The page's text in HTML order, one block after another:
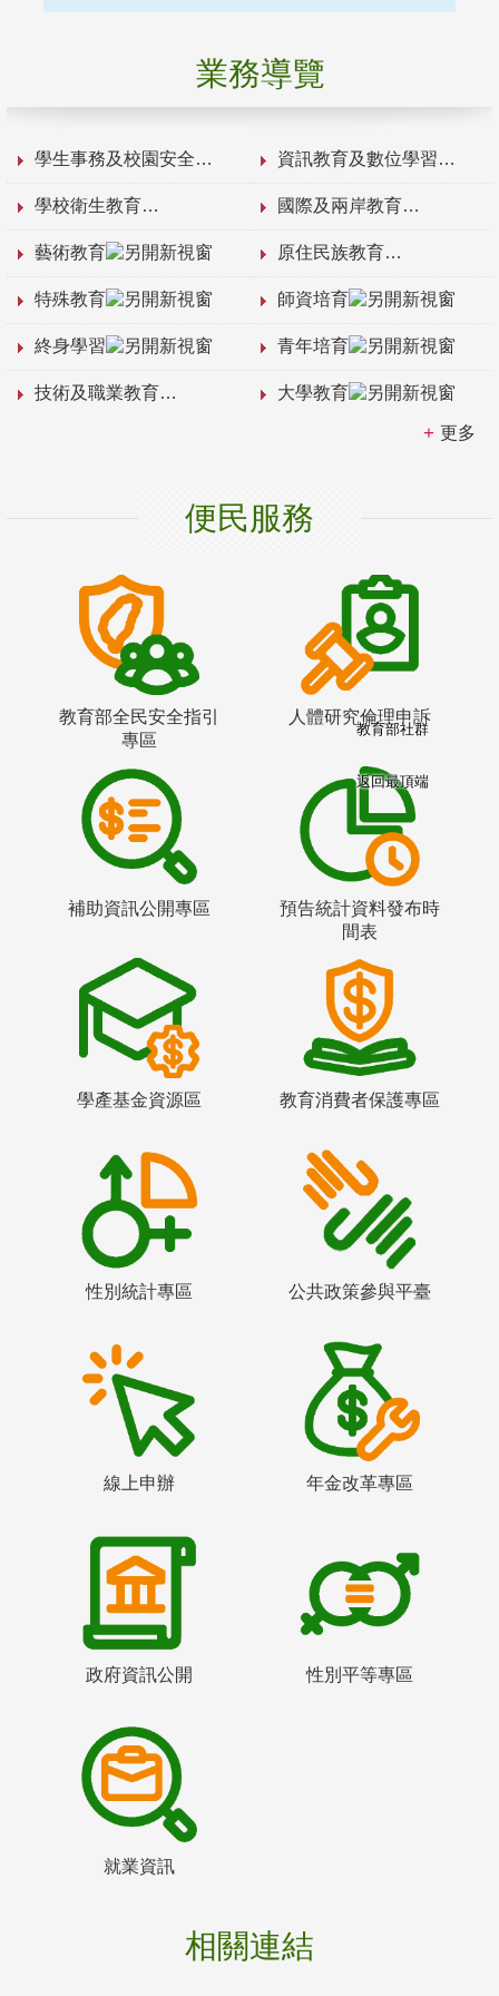
業務導覽
學生事務及校園安全 資訊教育及數位學習
學校衛生教育 國際及兩岸教育
藝術教育 原住民族教育
特殊教育 師資培育
終身學習 青年培育
技術及職業教育 大學教育
更多
便民服務
教育部全民安全指引
專區
人體研究倫理申訴
補助資訊公開專區
預告統計資料發布時
間表
學產基金資源區 教育消費者保護專區
性別統計專區 公共政策參與平臺
線上申辦 年金改革專區
政府資訊公開 性別平等專區
就業資訊
相關連結
教育部社群
返回最頂端